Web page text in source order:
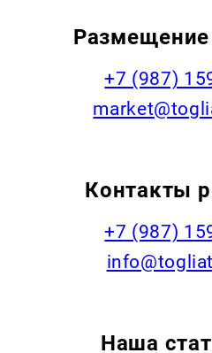
+7 (987)
Контакты
+7 (987)
Наша